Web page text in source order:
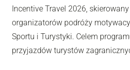
Incentive Travel 2026,
organizatorów podróży
Sportu i Turystyki. Celem
przyjazdów turystów